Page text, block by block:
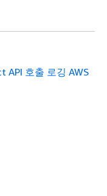
API 호출 로깅 AWS